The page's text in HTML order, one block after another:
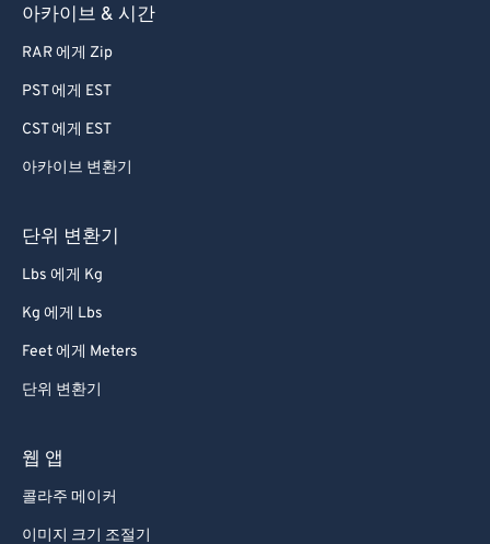
아카이브 & 시간
RAR 에게 Zip
PST 에게 EST
CST 에게 EST
아카이브 변환기
단위 변환기
Lbs 에게 Kg
Kg 에게 Lbs
Feet 에게 Meters
단위 변환기
웹 앱
콜라주 메이커
이미지 크기 조절기